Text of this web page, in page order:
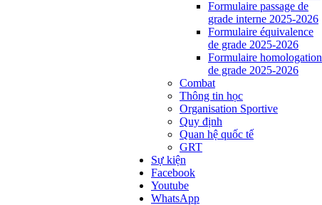
Formulaire passage de
grade interne 2025-2026
Formulaire équivalence
de grade 2025-2026
Formulaire homologation
de grade 2025-2026
Combat
Thông tin học
Organisation Sportive
Quy định
Quan hệ quốc tế
GRT
Sự kiện
Facebook
Youtube
WhatsApp